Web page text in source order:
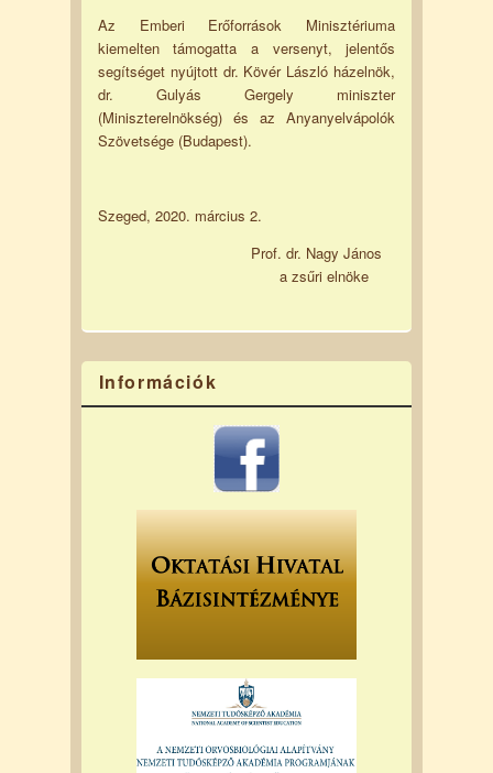
Az Emberi Erőforrások Minisztériuma
kiemelten támogatta a versenyt, jelentős
segítséget nyújtott dr. Kövér László házelnök,
dr. Gulyás Gergely miniszter
(Miniszterelnökség) és az Anyanyelvápolók
Szövetsége (Budapest).
Szeged, 2020. március 2.
Prof. dr. Nagy János
a zsűri elnöke
Információk